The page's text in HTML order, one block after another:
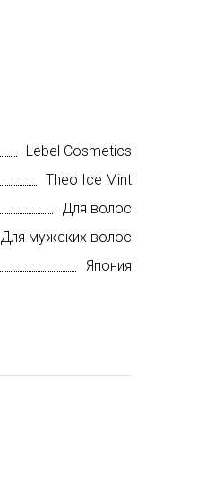
Lebel Cosmetics
Theo Ice Mint
Для волос
Для мужских волос
Япония